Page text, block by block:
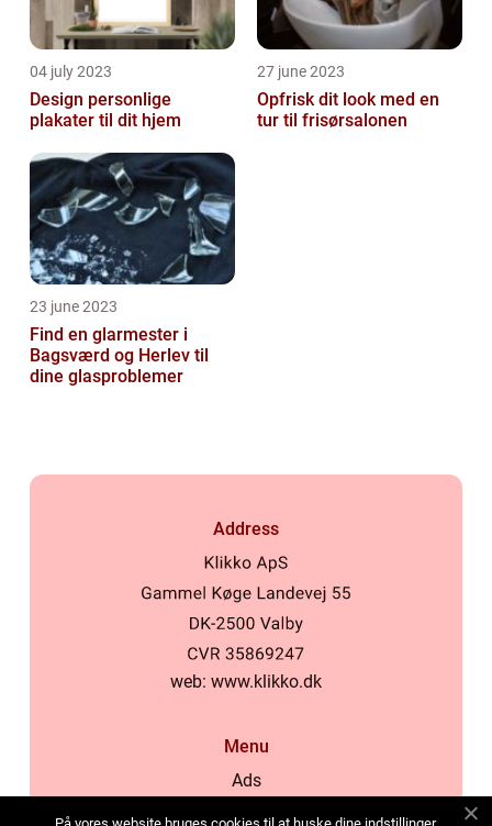
04 july 2023
Design personlige
plakater til dit hjem
27 june 2023
Opfrisk dit look med en
tur til frisørsalonen
23 june 2023
Find en glarmester i
Bagsværd og Herlev til
dine glasproblemer
Address
web: www.klikko.dk
Menu
Ads